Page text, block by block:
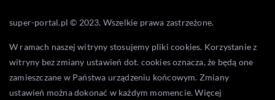
super-portal.pl © 2023. Wszelkie prawa zastrzeżone.
W ramach naszej witryny stosujemy pliki cookies. Korzystanie z
witryny bez zmiany ustawień dot. cookies oznacza, że będą one
zamieszczane w Państwa urządzeniu końcowym. Zmiany
ustawień można dokonać w każdym momencie. Więcej